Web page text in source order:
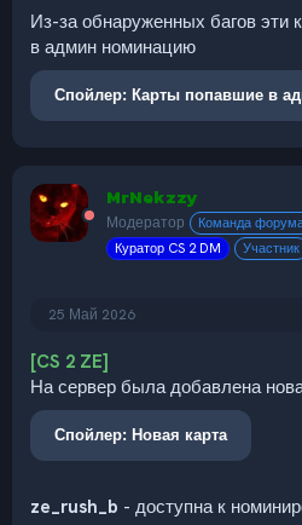
Из-за обнаруженных багов эти
в админ номинацию
Спойлер: Карты попавшие в
MrNekzzy
Модератор Команда
Куратор CS 2 DM
Участник
25 Май 2026
[CS 2 ZE]
На сервер была добавлена
Спойлер: Новая карта
ze_rush_b - доступна к